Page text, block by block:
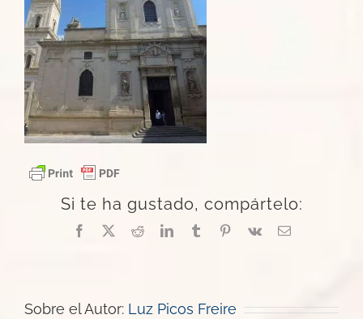
Si te ha gustado, compártelo:
Facebook
X RedditLinkedInTumblrPinterest
Vk
Correo
Sobre el Autor: Luz Picos Freire